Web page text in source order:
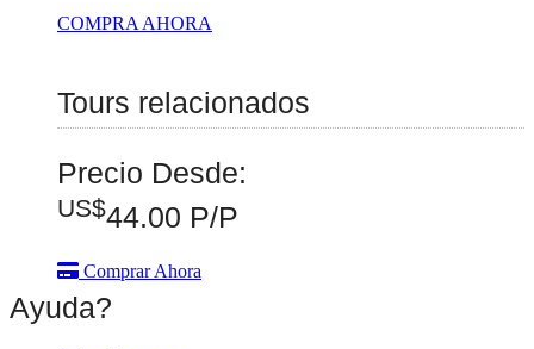
COMPRA AHORA
Tours relacionados
Precio Desde:
US$44.00 P/P
Comprar Ahora
Ayuda?